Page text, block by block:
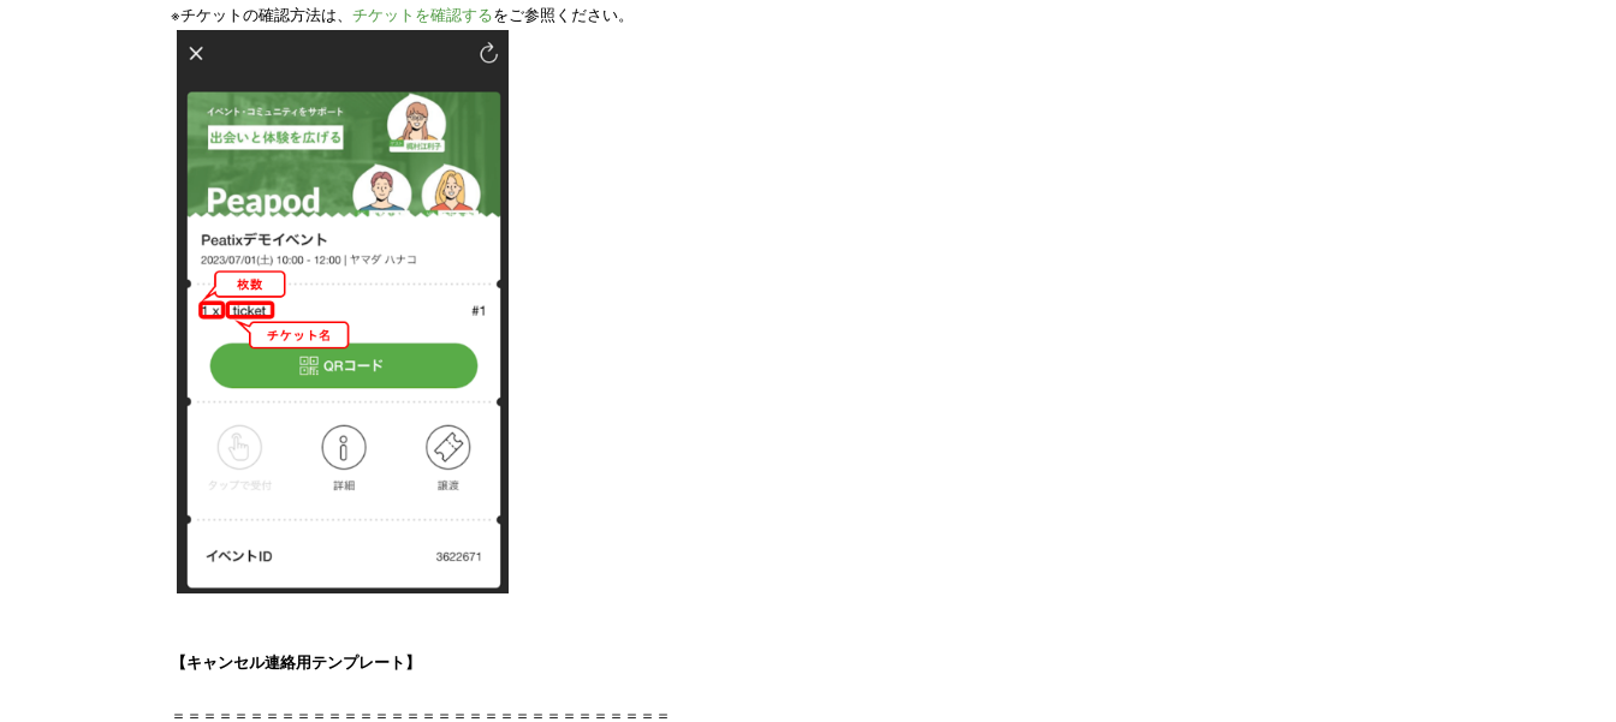
※チケットの確認方法は、 チケットを確認するをご参照ください。
【キャンセル連絡用テンプレート】
＝＝＝＝＝＝＝＝＝＝＝＝＝＝＝＝＝＝＝＝＝＝＝＝＝＝＝＝＝＝＝＝